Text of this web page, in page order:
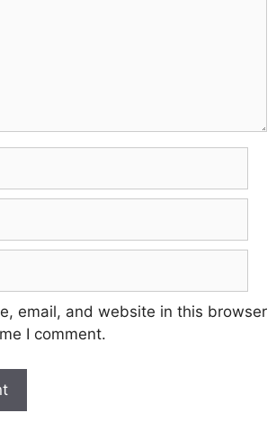
email, and website in this browser
I comment.